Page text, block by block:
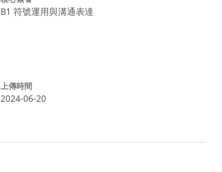
B1 符號運用與溝通表達
上傳時間
2024-06-20